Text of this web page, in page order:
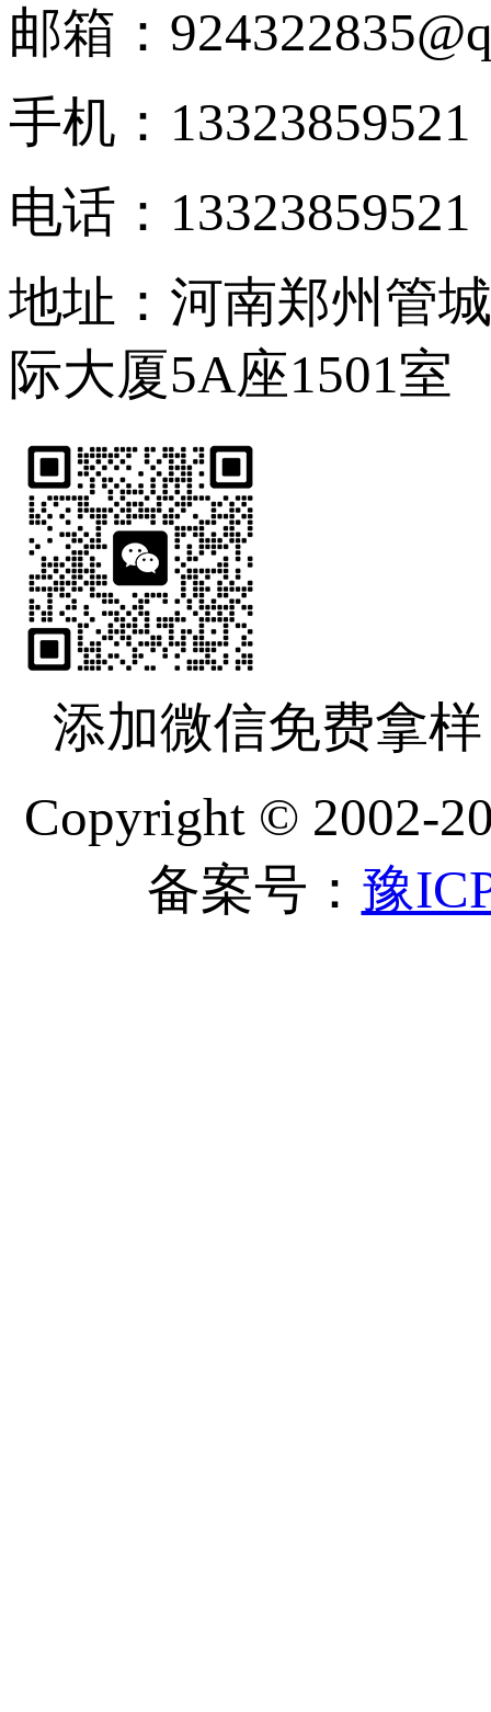
邮箱：
手机：13323859521
电话：13323859521
地址：河南郑州管
际大厦5A座1501室
添加微信免费拿样
Copyright © 2002-
备案号： 豫